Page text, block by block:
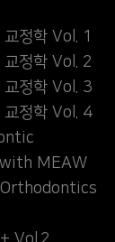
정학 Vol. 1
교정학 Vol. 2
교정학 Vol. 3
교정학 Vol. 4
MEAW